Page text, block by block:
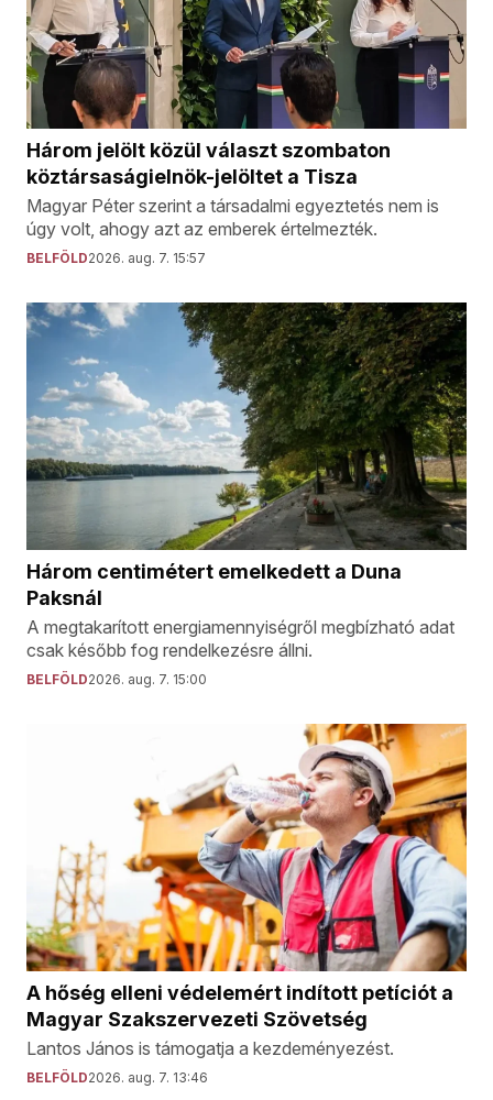
Három jelölt közül választ szombaton
köztársaságielnök-jelöltet a Tisza
Magyar Péter szerint a társadalmi egyeztetés nem is
úgy volt, ahogy azt az emberek értelmezték.
BELFÖLD2026. aug. 7. 15:57
Három centimétert emelkedett a Duna
Paksnál
A megtakarított energiamennyiségről megbízható adat
csak később fog rendelkezésre állni.
BELFÖLD2026. aug. 7. 15:00
A hőség elleni védelemért indított petíciót a
Magyar Szakszervezeti Szövetség
Lantos János is támogatja a kezdeményezést.
BELFÖLD2026. aug. 7. 13:46